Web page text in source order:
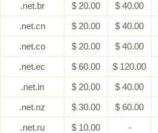
.net.br
$ 20.00 $ 40.00
.net.cn
$ 20.00 $ 40.00
.net.co
$ 20.00 $ 40.00
.net.ec
$ 60.00 $ 120.00
.net.in
$ 20.00 $ 40.00
.net.nz
$ 30.00 $ 60.00
.net.ru
$ 10.00 -